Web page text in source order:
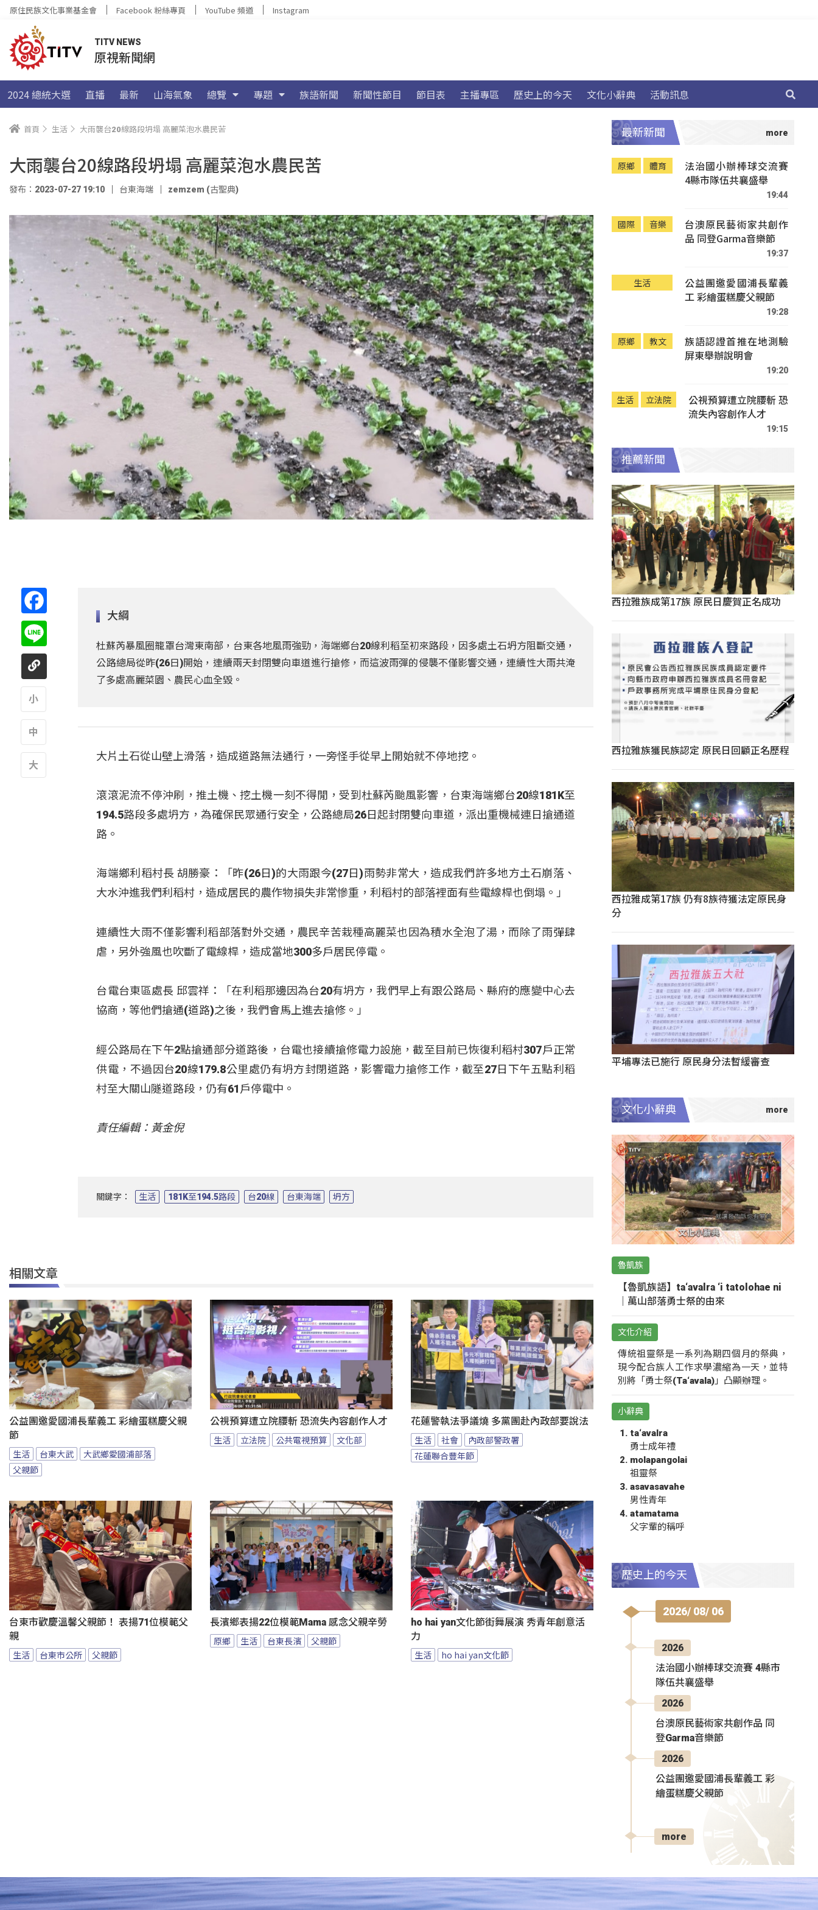
原住民族文化事業基金會 Facebook 粉絲專頁 YouTube 頻道 Instagram
TITV NEWS
原視新聞網
2024 總統大選 直播 最新 山海氣象 總覽 專題 族語新聞 新聞性節目 節目表 主播專區 歷史上的今天 文化小辭典 活動訊息
首頁 生活 大雨襲台20線路段坍塌 高麗菜泡水農民苦
大雨襲台20線路段坍塌 高麗菜泡水農民苦
發布：2023-07-27 19:10 台東海端 zemzem (古聖典)
大綱
杜蘇芮暴風圈籠罩台灣東南部，台東各地風雨強勁，海端鄉台20線利稻至初來路段，因多處土石坍方阻斷交通，
公路總局從昨(26日)開始，連續兩天封閉雙向車道進行搶修，而這波雨彈的侵襲不僅影響交通，連續性大雨共淹
了多處高麗菜園、農民心血全毀。
大片土石從山壁上滑落，造成道路無法通行，一旁怪手從早上開始就不停地挖。
滾滾泥流不停沖刷，推土機、挖土機一刻不得閒，受到杜蘇芮颱風影響，台東海端鄉台20線181K至
194.5路段多處坍方，為確保民眾通行安全，公路總局26日起封閉雙向車道，派出重機械連日搶通道
路。
海端鄉利稻村長 胡勝豪：「昨(26日)的大雨跟今(27日)雨勢非常大，造成我們許多地方土石崩落、
大水沖進我們利稻村，造成居民的農作物損失非常慘重，利稻村的部落裡面有些電線桿也倒塌。」
連續性大雨不僅影響利稻部落對外交通，農民辛苦栽種高麗菜也因為積水全泡了湯，而除了雨彈肆
虐，另外強風也吹斷了電線桿，造成當地300多戶居民停電。
台電台東區處長 邱雲祥：「在利稻那邊因為台20有坍方，我們早上有跟公路局、縣府的應變中心去
協商，等他們搶通(道路)之後，我們會馬上進去搶修。」
經公路局在下午2點搶通部分道路後，台電也接續搶修電力設施，截至目前已恢復利稻村307戶正常
供電，不過因台20線179.8公里處仍有坍方封閉道路，影響電力搶修工作，截至27日下午五點利稻
村至大關山隧道路段，仍有61戶停電中。
責任編輯：黃金倪
關鍵字： 生活 181K至194.5路段 台20線 台東海端 坍方
相關文章
公益團邀愛國浦長輩義工 彩繪蛋糕慶父親
節
生活 台東大武
大武鄉愛國浦部落
父親節
公視預算遭立院腰斬 恐流失內容創作人才
生活 立法院 公共電視預算 文化部
花蓮警執法爭議燒 多黨團赴內政部要說法
生活 社會
內政部警政署
花蓮聯合豐年節
台東市歡慶溫馨父親節！ 表揚71位模範父
親
生活 台東市公所 父親節
長濱鄉表揚22位模範Mama 感念父親辛勞
原鄉 生活 台東長濱 父親節
ho hai yan文化節街舞展演 秀青年創意活
力
生活 ho hai yan文化節
最新新聞
原鄉 體育
法治國小辦棒球交流賽
4縣市隊伍共襄盛舉
19:44
國際 音樂
台澳原民藝術家共創作
品 同登Garma音樂節
19:37
生活
公益團邀愛國浦長輩義
工 彩繪蛋糕慶父親節
19:28
原鄉 教文
族語認證首推在地測驗
屏東舉辦說明會
19:20
生活 立法院
公視預算遭立院腰斬 恐
流失內容創作人才
19:15
推薦新聞
西拉雅族成第17族 原民日慶賀正名成功
西拉雅族獲民族認定 原民日回顧正名歷程
西拉雅成第17族 仍有8族待獲法定原民身
分
平埔專法已施行 原民身分法暫緩審查
文化小辭典
魯凱族
【魯凱族語】ta‘avalra ‘i tatolohae ni
｜萬山部落勇士祭的由來
文化介紹
傳統祖靈祭是一系列為期四個月的祭典，
現今配合族人工作求學濃縮為一天，並特
別將「勇士祭(Ta‘avala)」凸顯辦理。
小辭典
ta‘avalra
勇士成年禮
molapangolai
祖靈祭
asavasavahe
男性青年
atamatama
父字輩的稱呼
歷史上的今天
2026/ 08/ 06
2026
法治國小辦棒球交流賽 4縣市
隊伍共襄盛舉
2026
台澳原民藝術家共創作品 同
登Garma音樂節
2026
公益團邀愛國浦長輩義工 彩
繪蛋糕慶父親節
more